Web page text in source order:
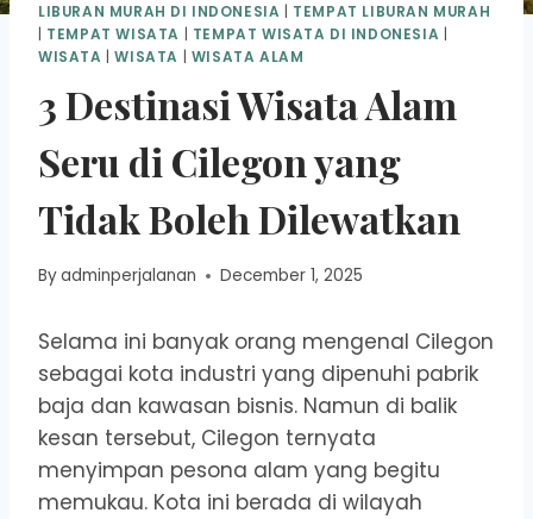
LIBURAN MURAH DI INDONESIA | TEMPAT LIBURAN MURAH
| TEMPAT WISATA | TEMPAT WISATA DI INDONESIA |
WISATA |WISATA | WISATA ALAM
3 Destinasi Wisata Alam
Seru di Cilegon yang
Tidak Boleh Dilewatkan
Byadminperjalanan December 1, 2025
Selama ini banyak orang mengenal Cilegon
sebagai kota industri yang dipenuhi pabrik
baja dan kawasan bisnis. Namun di balik
kesan tersebut, Cilegon ternyata
menyimpan pesona alam yang begitu
memukau. Kota ini berada di wilayah